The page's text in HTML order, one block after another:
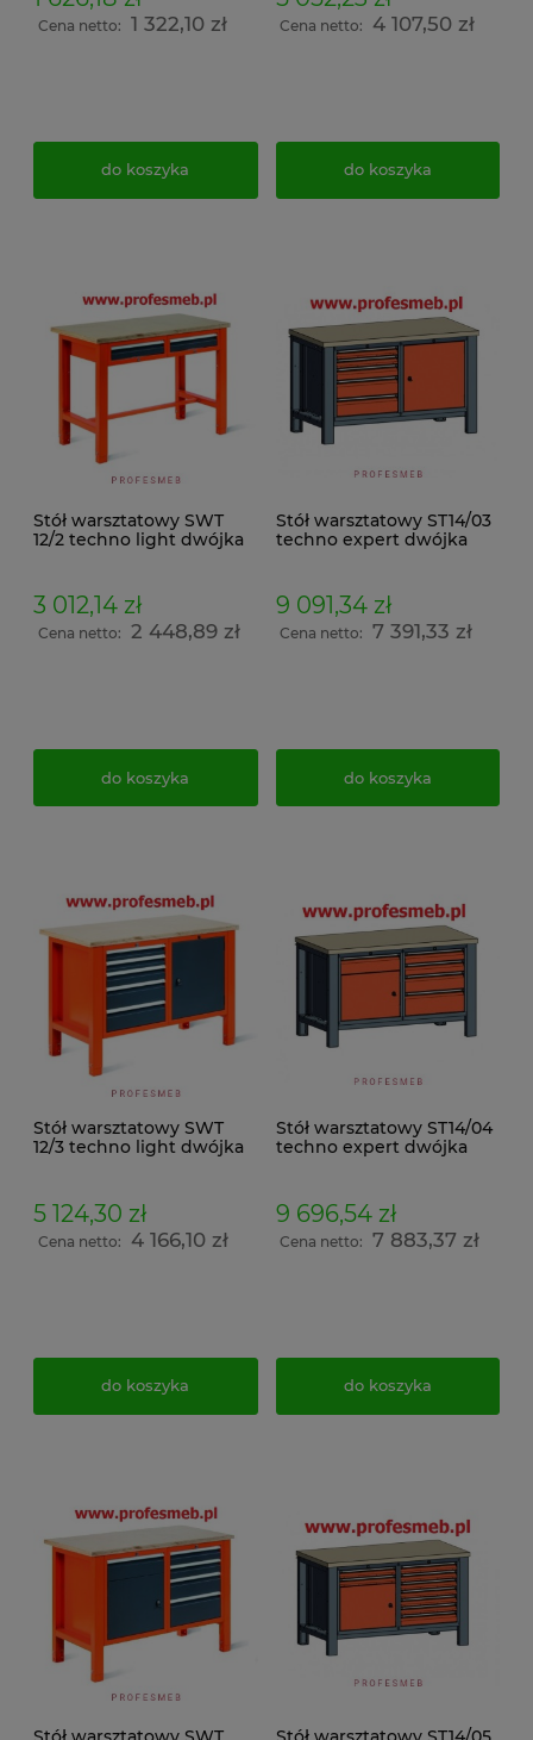
Cena netto: 1 322,10 zł
do koszyka
Cena netto: 4 107,50 zł
do koszyka
Stół warsztatowy SWT
12/2 techno light dwójka
3 012,14 zł
Cena netto: 2 448,89 zł
do koszyka
Stół warsztatowy ST14/03
techno expert dwójka
9 091,34 zł
Cena netto: 7 391,33 zł
do koszyka
Stół warsztatowy SWT
12/3 techno light dwójka
5 124,30 zł
Cena netto: 4 166,10 zł
do koszyka
Stół warsztatowy ST14/04
techno expert dwójka
9 696,54 zł
Cena netto: 7 883,37 zł
do koszyka